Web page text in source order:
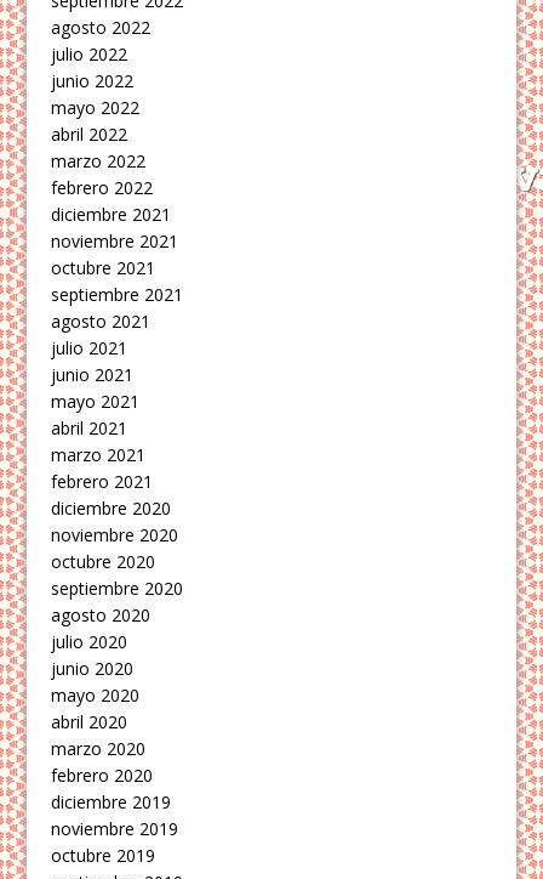
agosto 2022
julio 2022
junio 2022
mayo 2022
abril 2022
marzo 2022
febrero 2022
diciembre 2021
noviembre 2021
octubre 2021
septiembre 2021
agosto 2021
julio 2021
junio 2021
mayo 2021
abril 2021
marzo 2021
febrero 2021
diciembre 2020
noviembre 2020
octubre 2020
septiembre 2020
agosto 2020
julio 2020
junio 2020
mayo 2020
abril 2020
marzo 2020
febrero 2020
diciembre 2019
noviembre 2019
octubre 2019